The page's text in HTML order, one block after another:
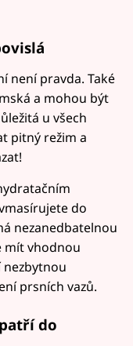
není pravda. Také
a mohou být
u všech
pitný režim a
do
nezanedbatelnou
mít vhodnou
prsních vazů.
do